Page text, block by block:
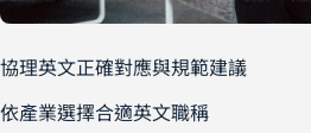
協理英文正確對應與規範建議
依產業選擇合適英文職稱